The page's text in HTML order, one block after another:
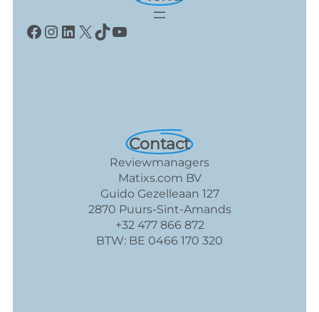
Facebook
Instagram
LinkedIn
X TikTok
YouTube
Contact
Reviewmanagers
Matixs.com BV
Guido Gezelleaan 127
2870 Puurs-Sint-Amands
+32 477 866 872
BTW: BE 0466 170 320